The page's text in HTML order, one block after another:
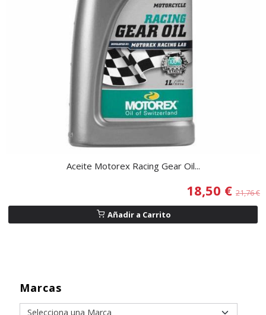
Marcas
Aceite Motorex Racing Gear Oil...
18,50 € 21,76 €
Añadir a Carrito